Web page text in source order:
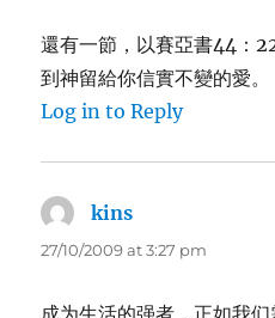
還有一節，以賽亞書44：
到神留給你信實不變的愛。
Log in to Reply
kins
27/10/2009 at 3:27 pm